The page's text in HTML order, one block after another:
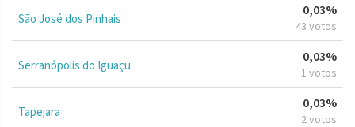
São José dos Pinhais
0,03%
43 votos
Serranópolis do Iguaçu
0,03%
1 votos
Tapejara
0,03%
2 votos